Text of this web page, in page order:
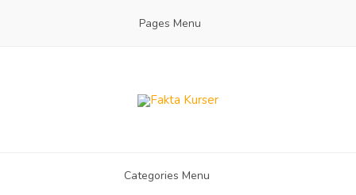
Pages Menu
Categories Menu